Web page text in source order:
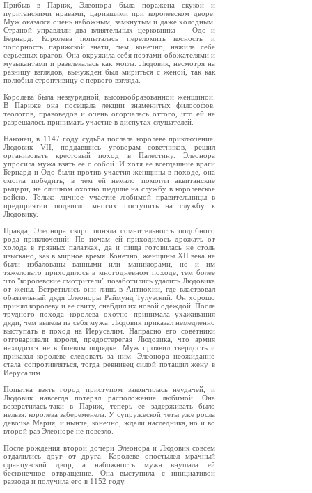
Прибыв в Париж, Элеонора была поражена скукой и
пуританскими нравами, царившими при королевском дворе.
Муж оказался очень набожным, замкнутым и даже холодным.
Страной управляли два влиятельных церковника — Одо и
Бернард. Королева попыталась переломить косность и
чопорность парижской знати, чем, конечно, нажила себе
серьезных врагов. Она окружила себя поэтами-обожателями и
музыкантами и развлекалась как могла. Людовик, несмотря на
разницу взглядов, вынужден был мириться с женой, так как
полюбил строптивицу с первого взгляда.
Королева была незаурядной, высокообразованной женщиной.
В Париже она посещала лекции знаменитых философов,
теологов, правоведов и очень огорчалась оттого, что ей не
разрешалось принимать участие в диспутах слушателей.
Наконец, в 1147 году судьба послала королеве приключение.
Людовик VII, поддавшись уговорам советников, решил
организовать крестовый поход в Палестину. Элеонора
упросила мужа взять ее с собой. И хотя ее всегдашние враги
Бернард и Одо были против участия женщины в походе, она
смогла победить, в чем ей немало помогли аквитанские
рыцари, не слишком охотно шедшие на службу в королевское
войско. Только личное участие любимой правительницы в
предприятии подвигло многих поступить на службу к
Людовику.
Правда, Элеонора скоро поняла сомнительность подобного
рода приключений. По ночам ей приходилось дрожать от
холода в грязных палатках, да и пища готовилась не столь
изыскано, как в мирное время. Конечно, женщины XII века не
были избалованы ванными или маникюрами, но и им
тяжеловато приходилось в многодневном походе, тем более
что "королевские смотрители" позаботились удалить Людовика
от жены. Встретились они лишь в Антиохии, где властвовал
обаятельный дядя Элеоноры Раймунд Тулузский. Он хорошо
принял королеву и ее свиту, снабдил их новой одеждой. После
трудного похода королева охотно принимала ухаживания
дяди, чем вывела из себя мужа. Людовик приказал немедленно
выступать в поход на Иерусалим. Напрасно его советники
отговаривали короля, предостерегая Людовика, что армия
находится не в боевом порядке. Муж проявил твердость и
приказал королеве следовать за ним. Элеонора неожиданно
стала сопротивляться, тогда ревнивец силой потащил жену в
Иерусалим.
Попытка взять город приступом закончилась неудачей, и
Людовик навсегда потерял расположение любимой. Она
возвратилась-таки в Париж, теперь ее задерживать было
нельзя: королева забеременела. У супружеской четы уже росла
девочка Мария, и нынче, конечно, ждали наследника, но и во
второй раз Элеоноре не повезло.
После рождения второй дочери Элеонора и Людовик совсем
отдалились друг от друга. Королеве опостылел мрачный
французский двор, а набожность мужа внушала ей
бесконечное отвращение. Она выступила с инициативой
развода и получила его в 1152 году.